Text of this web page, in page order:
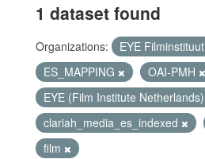
1 dataset found
Organizations: EYE Filminstituut
ES_MAPPING
OAI-PMH
EYE (Film Institute Netherlands)
clariah_media_es_indexed
film